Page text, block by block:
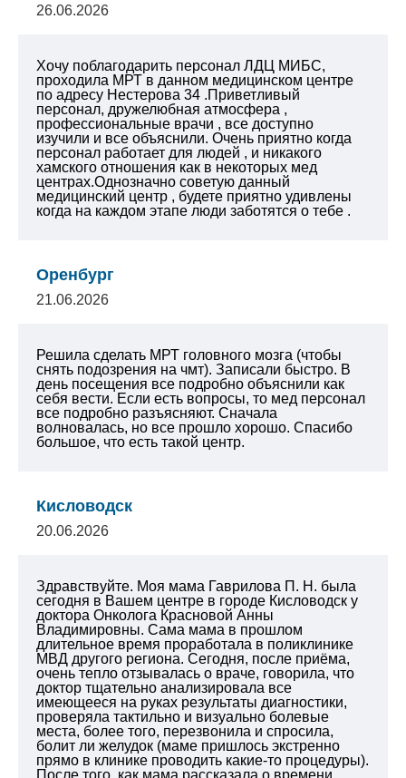
26.06.2026
Хочу поблагодарить персонал ЛДЦ МИБС,
проходила МРТ в данном медицинском центре
по адресу Нестерова 34 .Приветливый
персонал, дружелюбная атмосфера ,
профессиональные врачи , все доступно
изучили и все объяснили. Очень приятно когда
персонал работает для людей , и никакого
хамского отношения как в некоторых мед
центрах.Однозначно советую данный
медицинский центр , будете приятно удивлены
когда на каждом этапе люди заботятся о тебе .
Оренбург
21.06.2026
Решила сделать МРТ головного мозга (чтобы
снять подозрения на чмт). Записали быстро. В
день посещения все подробно объяснили как
себя вести. Если есть вопросы, то мед персонал
все подробно разъясняют. Сначала
волновалась, но все прошло хорошо. Спасибо
большое, что есть такой центр.
Кисловодск
20.06.2026
Здравствуйте. Моя мама Гаврилова П. Н. была
сегодня в Вашем центре в городе Кисловодск у
доктора Онколога Красновой Анны
Владимировны. Сама мама в прошлом
длительное время проработала в поликлинике
МВД другого региона. Сегодня, после приёма,
очень тепло отзывалась о враче, говорила, что
доктор тщательно анализировала все
имеющееся на руках результаты диагностики,
проверяла тактильно и визуально болевые
места, более того, перезвонила и спросила,
болит ли желудок (маме пришлось экстренно
прямо в клинике проводить какие-то процедуры).
После того, как мама рассказала о времени